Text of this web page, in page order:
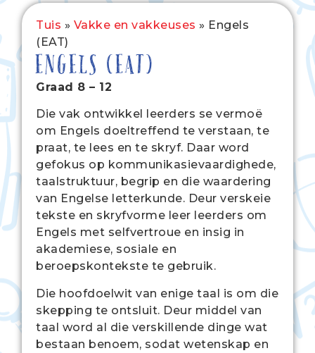
Tuis » Vakke en vakkeuses » Engels
(EAT)
ENGELS (EAT)
Graad 8 – 12
Die vak ontwikkel leerders se vermoë
om Engels doeltreffend te verstaan, te
praat, te lees en te skryf. Daar word
gefokus op kommunikasievaardighede,
taalstruktuur, begrip en die waardering
van Engelse letterkunde. Deur verskeie
tekste en skryfvorme leer leerders om
Engels met selfvertroue en insig in
akademiese, sosiale en
beroepskontekste te gebruik.
Die hoofdoelwit van enige taal is om die
skepping te ontsluit. Deur middel van
taal word al die verskillende dinge wat
bestaan benoem, sodat wetenskap en